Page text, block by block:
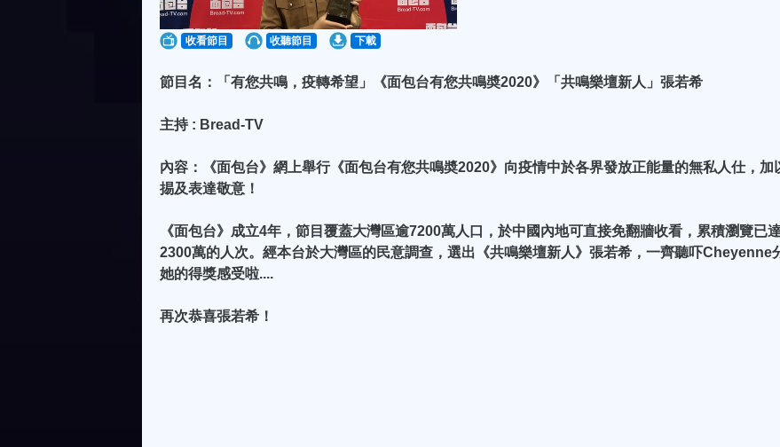
收看節目 收聽節目 下載
節目名：「有您共鳴，疫轉希望」《面包台有您共鳴奬2020》「共鳴樂壇新人」張若希
主持 : Bread-TV
內容：《面包台》網上舉行《面包台有您共鳴奬2020》向疫情中於各界發放正能量的無私人仕，加
掦及表達敬意！
《面包台》成立4年，節目覆蓋大灣區逾7200萬人口，於中國內地可直接免翻牆收看，累積瀏覽已達
2300萬的人次。經本台於大灣區的民意調查，選出《共鳴樂壇新人》張若希，一齊聽吓Cheyenne
她的得獎感受啦....
再次恭喜張若希！